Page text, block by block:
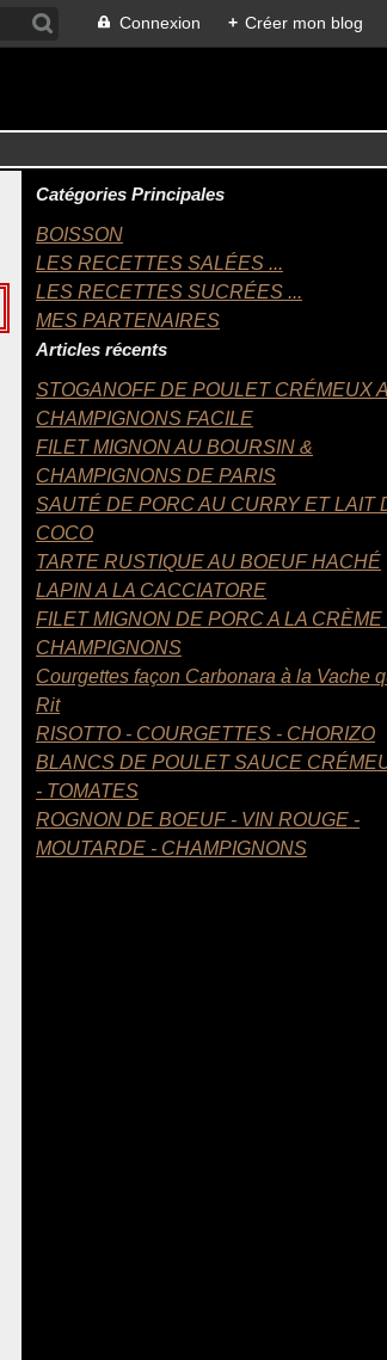
Connexion + Créer mon blog
Catégories Principales
BOISSON
LES RECETTES SALÉES ...
LES RECETTES SUCRÉES ...
MES PARTENAIRES
Articles récents
STOGANOFF DE POULET CRÉMEUX
CHAMPIGNONS FACILE
FILET MIGNON AU BOURSIN &
CHAMPIGNONS DE PARIS
SAUTÉ DE PORC AU CURRY ET LAIT
COCO
TARTE RUSTIQUE AU BOEUF HACHÉ
LAPIN A LA CACCIATORE
FILET MIGNON DE PORC A LA CRÈME
CHAMPIGNONS
Courgettes façon Carbonara à la Vache
Rit
RISOTTO - COURGETTES - CHORIZO
BLANCS DE POULET SAUCE
- TOMATES
ROGNON DE BOEUF - VIN ROUGE -
MOUTARDE - CHAMPIGNONS